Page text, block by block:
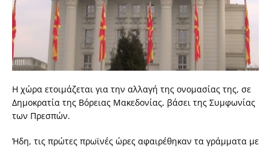
Η χώρα ετοιμάζεται για την αλλαγή της ονομασίας της, σε
Δημοκρατία της Βόρειας Μακεδονίας, βάσει της Συμφωνίας
των Πρεσπών.
Ήδη, τις πρώτες πρωϊνές ώρες αφαιρέθηκαν τα γράμματα με